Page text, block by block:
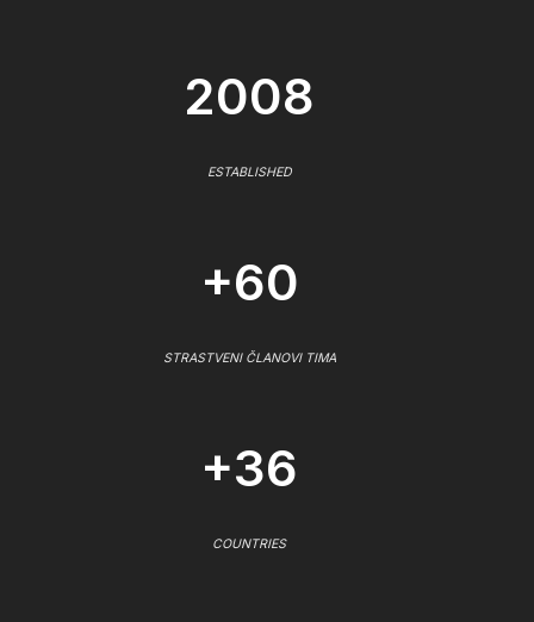
2008
ESTABLISHED
+60
STRASTVENI ČLANOVI TIMA
+36
COUNTRIES